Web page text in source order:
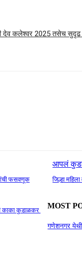
कलेश्वर 2025 तसेच सुदृढ
फसवणूक
आपलं
जिल्हा
काका कुडाळकर
MOST
गणेशनगर